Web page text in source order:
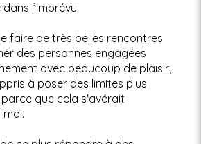
l’imprévu.
faire de très belles rencontres
des personnes engagées
avec beaucoup de plaisir,
à poser des limites plus
parce que cela s'avérait